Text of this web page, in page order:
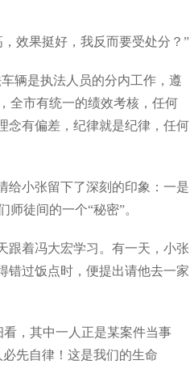
效果挺好，我反而要受处分？”
辆是执法人员的分内工作，遵
全市有统一的绩效考核，任何
念有偏差，纪律就是纪律，任何
给小张留下了深刻的印象：一是
徒间的一个“秘密”。
跟着冯大宏学习。有一天，小张
错过饭点时，便提出请他去一家
，其中一人正是某案件当事
先自律！这是我们的生命